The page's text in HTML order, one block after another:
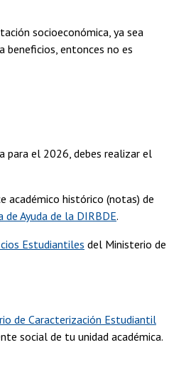
socioeconómica, ya sea
beneficios, entonces no es
para el 2026, debes realizar el
académico histórico (notas) de
de Ayuda de la DIRBDE.
Estudiantiles del Ministerio de
de Caracterización Estudiantil
social de tu unidad académica.